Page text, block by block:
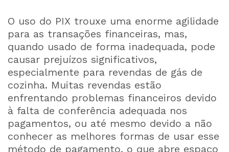
O uso do PIX trouxe uma enorme agilidade
para as transações financeiras, mas,
quando usado de forma inadequada, pode
causar prejuízos significativos,
especialmente para revendas de gás de
cozinha. Muitas revendas estão
enfrentando problemas financeiros devido
à falta de conferência adequada nos
pagamentos, ou até mesmo devido a não
conhecer as melhores formas de usar esse
método de pagamento, o que abre espaço